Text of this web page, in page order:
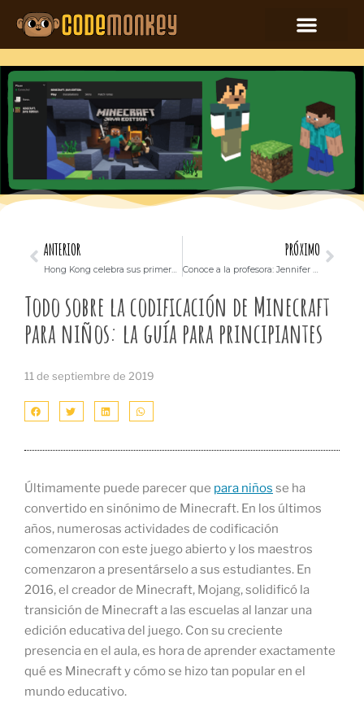
ANTERIOR
Hong Kong celebra sus primeras Olimpiadas de codificación CodeMonkey
PRÓXIMO
Conoce a la profesora: Jennifer Gallatin
Todo sobre la codificación de Minecraft
para niños: la guía para principiantes
11 de septiembre de 2019
Últimamente puede parecer que para niños se ha
convertido en sinónimo de Minecraft. En los últimos
años, numerosas actividades de codificación
comenzaron con este juego abierto y los maestros
comenzaron a presentárselo a sus estudiantes. En
2016, el creador de Minecraft, Mojang, solidificó la
transición de Minecraft a las escuelas al lanzar una
edición educativa del juego. Con su creciente
presencia en el aula, es hora de aprender exactamente
qué es Minecraft y cómo se hizo tan popular en el
mundo educativo.